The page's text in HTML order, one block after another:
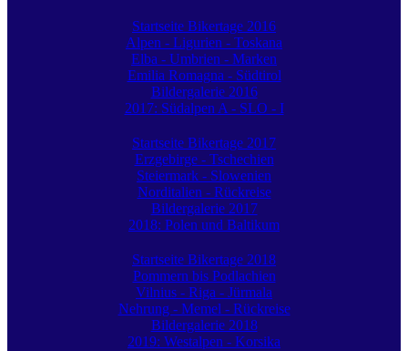
Startseite Bikertage 2016
Alpen - Ligurien - Toskana
Elba - Umbrien - Marken
Emilia Romagna - Südtirol
Bildergalerie 2016
2017: Südalpen A - SLO - I
Startseite Bikertage 2017
Erzgebirge - Tschechien
Steiermark - Slowenien
Norditalien - Rückreise
Bildergalerie 2017
2018: Polen und Baltikum
Startseite Bikertage 2018
Pommern bis Podlachien
Vilnius - Riga - Jürmala
Nehrung - Memel - Rückreise
Bildergalerie 2018
2019: Westalpen - Korsika